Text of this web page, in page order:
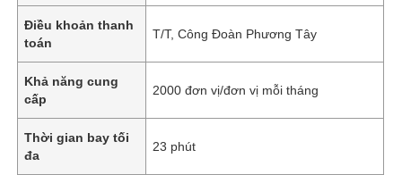
Điều khoản thanh
toán
T/T, Công Đoàn Phương Tây
Khả năng cung
cấp
2000 đơn vị/đơn vị mỗi tháng
Thời gian bay tối
đa
23 phút